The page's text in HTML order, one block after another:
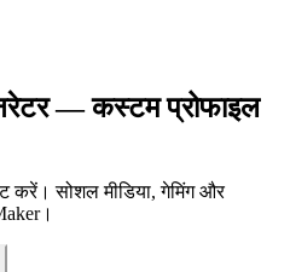
— कस्टम प्रोफाइल
करें। सोशल मीडिया, गेमिंग और